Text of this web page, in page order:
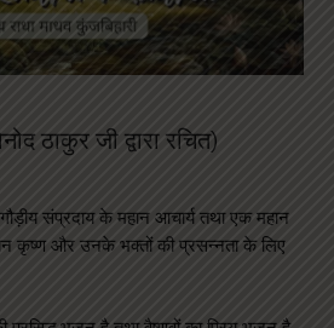
ठाकुर जी द्वारा रचित)
संप्रदाय के महान आचार्य तथा एक महान
कृष्ण और उनके भक्तों की प्रसन्नता के लिए